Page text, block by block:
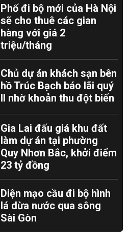
Phố đi bộ mới của Hà Nội
sẽ cho thuê các gian
hàng với giá 2
triệu/tháng
Chủ dự án khách sạn bên
hồ Trúc Bạch báo lãi quý
II nhờ khoản thu đột biến
Gia Lai đấu giá khu đất
làm dự án tại phường
Quy Nhơn Bắc, khởi điểm
23 tỷ đồng
Diện mạo cầu đi bộ hình
lá dừa nước qua sông
Sài Gòn